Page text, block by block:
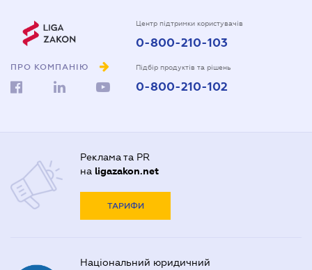
ПРО КОМПАНІЮ
Центр підтримки користувачів
0-800-210-103
Підбір продуктів та рішень
0-800-210-102
Реклама та PR
на ligazakon.net
ТАРИФИ
Національний юридичний